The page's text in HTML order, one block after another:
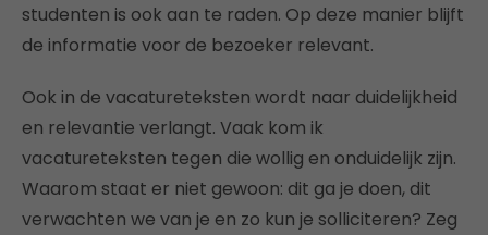
studenten is ook aan te raden. Op deze manier blijft
de informatie voor de bezoeker relevant.
Ook in de vacatureteksten wordt naar duidelijkheid
en relevantie verlangt. Vaak kom ik
vacatureteksten tegen die wollig en onduidelijk zijn.
Waarom staat er niet gewoon: dit ga je doen, dit
verwachten we van je en zo kun je solliciteren? Zeg